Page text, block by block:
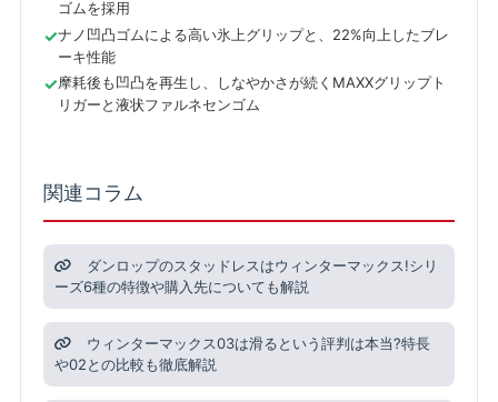
ゴムを採用
ナノ凹凸ゴムによる高い氷上グリップと、22%向上したブレ
ーキ性能
摩耗後も凹凸を再生し、しなやかさが続くMAXXグリップト
リガーと液状ファルネセンゴム
関連コラム
ダンロップのスタッドレスはウィンターマックス!シリ
ーズ6種の特徴や購入先についても解説
ウィンターマックス03は滑るという評判は本当?特長
や02との比較も徹底解説